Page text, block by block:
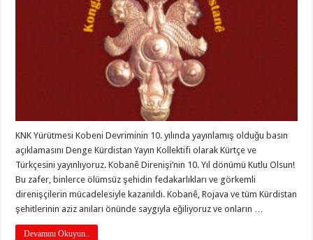
KNK Yürütmesi Kobeni Devriminin 10. yılında yayınlamış olduğu basın
açıklamasını Denge Kürdistan Yayın Kollektifi olarak Kürtçe ve
Türkçesini yayınlıyoruz. Kobanê Direnişi’nin 10. Yıl dönümü Kutlu Olsun!
Bu zafer, binlerce ölümsüz şehidin fedakarlıkları ve görkemli
direnişçilerin mücadelesiyle kazanıldı. Kobanê, Rojava ve tüm Kürdistan
şehitlerinin aziz anıları önünde saygıyla eğiliyoruz ve onların …
Devamını Okuyun..